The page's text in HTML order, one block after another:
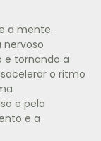
a mente.
nervoso
e tornando a
o ritmo
e pela
e a